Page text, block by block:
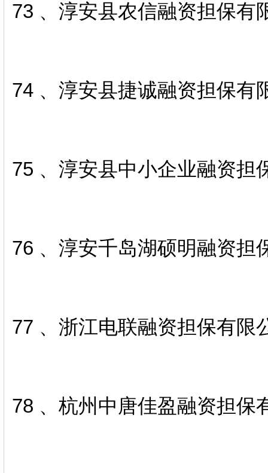
73 、淳安县农信融资担保有
74 、淳安县捷诚融资担保有
75 、淳安县中小企业融资担
76 、淳安千岛湖硕明融资担
77 、浙江电联融资担保有限
78 、杭州中唐佳盈融资担保